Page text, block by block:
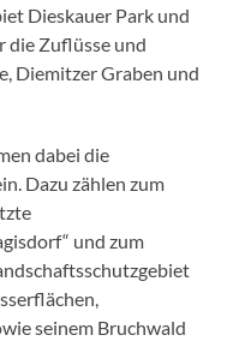
Dieskauer Park und
die Zuflüsse und
Diemitzer Graben und
dabei die
Dazu zählen zum
und zum
seinem Bruchwald